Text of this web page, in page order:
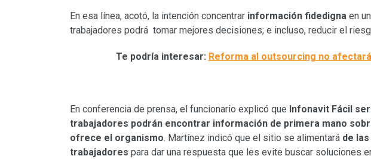
En esa línea, acotó, la intención concentrar información fidedigna en
trabajadores podrá tomar mejores decisiones; e incluso, reducir el
Te podría interesar: Reforma al outsourcing no
En conferencia de prensa, el funcionario explicó que Infonavit Fácil
trabajadores podrán encontrar información de primera mano
ofrece el organismo. Martínez indicó que el sitio se alimentará de
trabajadores para dar una respuesta que les evite buscar soluciones